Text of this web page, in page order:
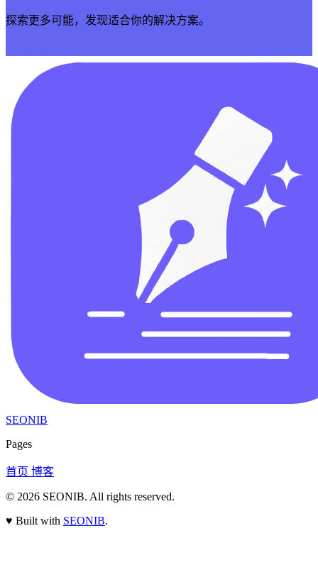
探索更多可能，发现适合你的解决方案。
SEONIB
Pages
首页 博客
© 2026 SEONIB. All rights reserved.
♥ Built with SEONIB.